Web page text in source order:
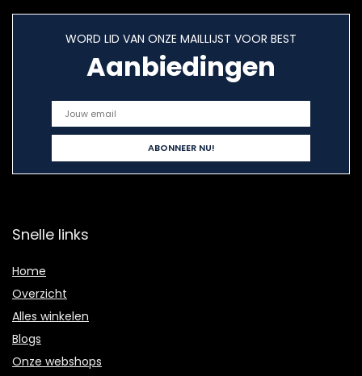
WORD LID VAN ONZE MAILLIJST VOOR BEST
Aanbiedingen
Snelle links
Home
Overzicht
Alles winkelen
Blogs
Onze webshops